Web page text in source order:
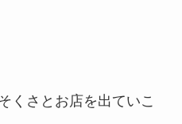
くさとお店を出ていこ